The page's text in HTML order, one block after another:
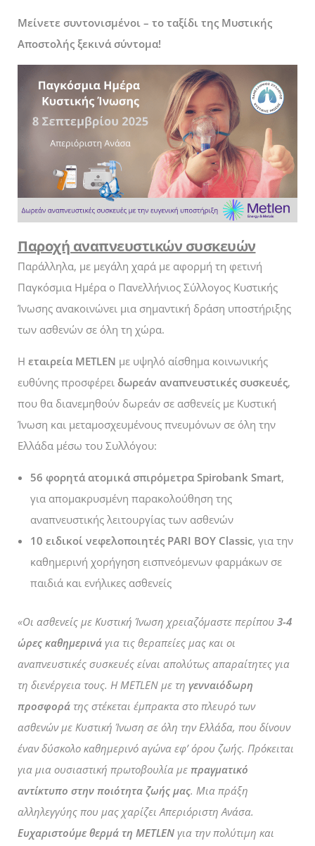
Μείνετε συντονισμένοι – το ταξίδι της Μυστικής
Αποστολής ξεκινά σύντομα!
Παροχή αναπνευστικών συσκευών
Παράλληλα, με μεγάλη χαρά με αφορμή τη φετινή
Παγκόσμια Ημέρα ο Πανελλήνιος Σύλλογος Κυστικής
Ίνωσης ανακοινώνει μια σημαντική δράση υποστήριξης
των ασθενών σε όλη τη χώρα.
Η εταιρεία METLEN με υψηλό αίσθημα κοινωνικής
ευθύνης προσφέρει δωρεάν αναπνευστικές συσκευές,
που θα διανεμηθούν δωρεάν σε ασθενείς με Κυστική
Ίνωση και μεταμοσχευμένους πνευμόνων σε όλη την
Ελλάδα μέσω του Συλλόγου:
56 φορητά ατομικά σπιρόμετρα Spirobank Smart,
για απομακρυσμένη παρακολούθηση της
αναπνευστικής λειτουργίας των ασθενών
10 ειδικοί νεφελοποιητές PARI BOY Classic, για την
καθημερινή χορήγηση εισπνεόμενων φαρμάκων σε
παιδιά και ενήλικες ασθενείς
«Οι ασθενείς με Κυστική Ίνωση χρειαζόμαστε περίπου 3-4
ώρες καθημερινά για τις θεραπείες μας και οι
αναπνευστικές συσκευές είναι απολύτως απαραίτητες για
τη διενέργεια τους. Η METLEN με τη γενναιόδωρη
προσφορά της στέκεται έμπρακτα στο πλευρό των
ασθενών με Κυστική Ίνωση σε όλη την Ελλάδα, που δίνουν
έναν δύσκολο καθημερινό αγώνα εφ’ όρου ζωής. Πρόκειται
για μια ουσιαστική πρωτοβουλία με πραγματικό
αντίκτυπο στην ποιότητα ζωής μας. Μια πράξη
αλληλεγγύης που μας χαρίζει Απεριόριστη Ανάσα.
Ευχαριστούμε θερμά τη METLEN για την πολύτιμη και